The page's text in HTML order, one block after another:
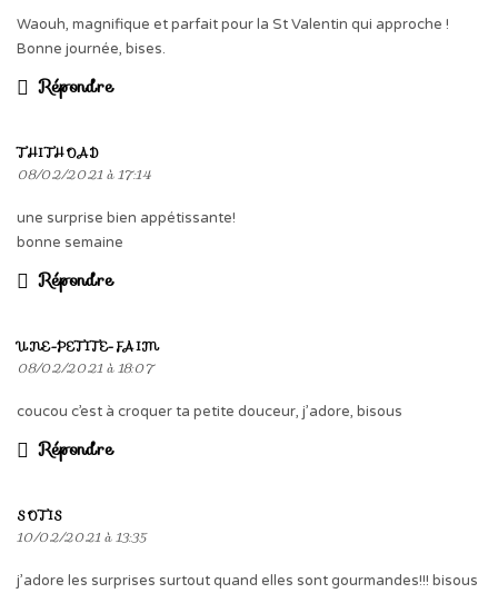
Waouh, magnifique et parfait pour la St Valentin qui approche !
Bonne journée, bises.
Répondre
THITHOAD
08/02/2021 à 17:14
une surprise bien appétissante!
bonne semaine
Répondre
UNE-PETITE-FAIM
08/02/2021 à 18:07
coucou c’est à croquer ta petite douceur, j’adore, bisous
Répondre
SOTIS
10/02/2021 à 13:35
j’adore les surprises surtout quand elles sont gourmandes!!! bisous